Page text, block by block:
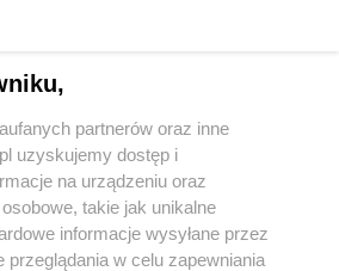
partnerów oraz inne
uzyskujemy dostęp i
na urządzeniu oraz
takie jak unikalne
informacje wysyłane przez
przeglądania w celu zapewniania